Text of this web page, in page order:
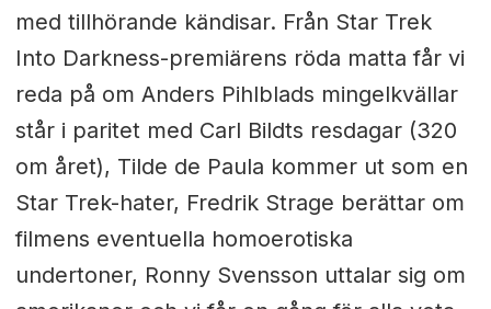
med tillhörande kändisar. Från Star Trek
Into Darkness-premiärens röda matta får vi
reda på om Anders Pihlblads mingelkvällar
står i paritet med Carl Bildts resdagar (320
om året), Tilde de Paula kommer ut som en
Star Trek-hater, Fredrik Strage berättar om
filmens eventuella homoerotiska
undertoner, Ronny Svensson uttalar sig om